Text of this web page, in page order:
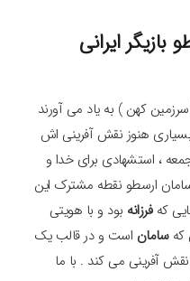
ایرانی
سرزمین کهن ) به یاد می آورند
هنوز نقش آفرینی اش
، استشهادی برای خدا و
ارسطو نقطه مشترک این
کهفرزانه بود و با هویتی
کهسامان است و در قالب یک
آفرینی می کند . با ما